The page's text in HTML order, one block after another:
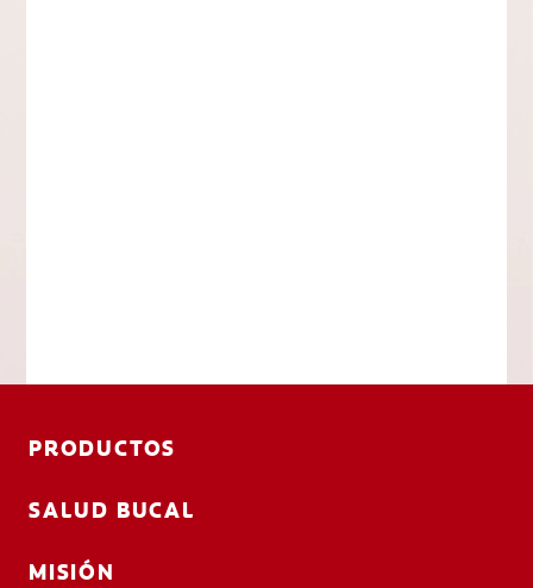
PRODUCTOS
SALUD BUCAL
MISIÓN